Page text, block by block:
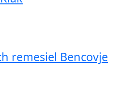
remesiel Bencovje